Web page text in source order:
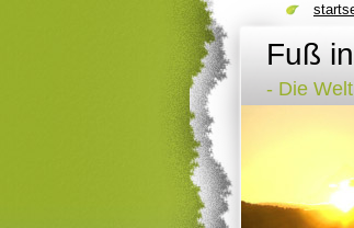
Fuß
- Die